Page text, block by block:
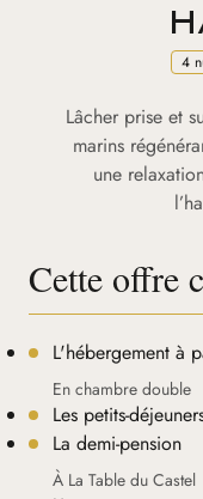
4
Lâcher prise et
marins
une
Cette offre
L'hébergement à
En chambre double
Les petits-
La demi-pension
À La Table du Castel